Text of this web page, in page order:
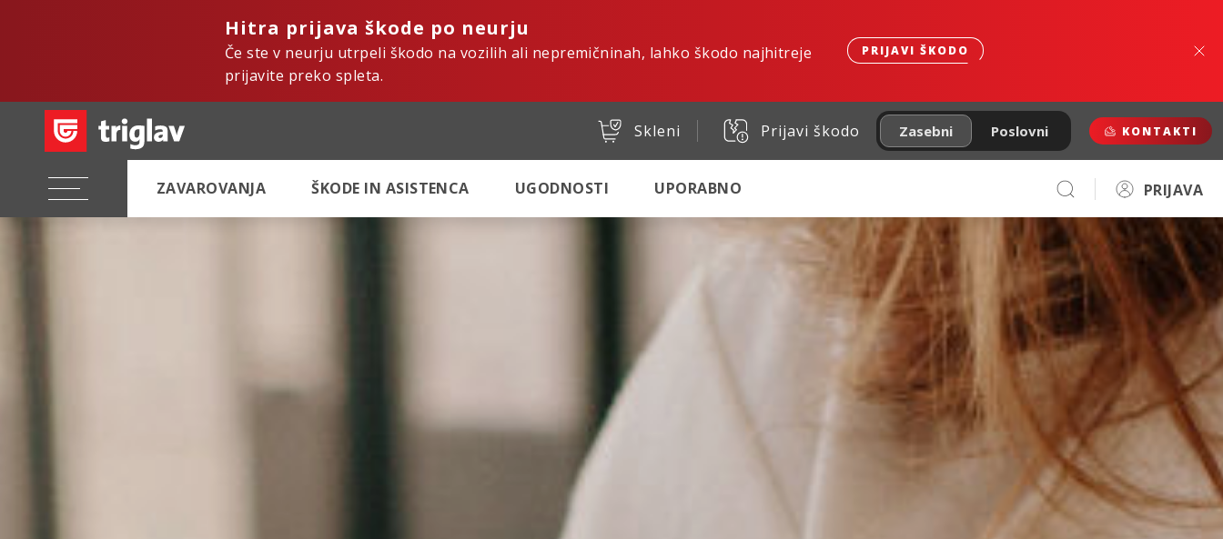
Hitra prijava škode po neurju
Če ste v neurju utrpeli škodo na vozilih ali nepremičninah, lahko škodo najhitreje
prijavite preko spleta.
PRIJAVI ŠKODO
Skleni Prijavi škodo Zasebni Poslovni KONTAKTI
ZAVAROVANJA ŠKODE IN ASISTENCA UGODNOSTI UPORABNO PRIJAVA